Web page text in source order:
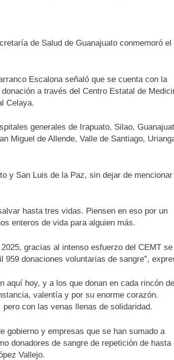
de Salud de Guanajuato conmemoró el
Escalona señaló que se cuenta con la
a través del Centro Estatal de
Celaya.
generales de Irapuato, Silao,
Miguel de Allende, Valle de Santiago,
y San Luis de la Paz, sin dejar de mencionar
hasta tres vidas. Piensen en eso por un
enteros de vida para alguien más.
gracias al intenso esfuerzo del CEMT se
donaciones voluntarias de sangre”,
aquí hoy, y a los que donan en cada rincón de
valentía y por su enorme corazón.
con las venas llenas de solidaridad.
y empresas que se han sumado a
donadores de sangre de repetición de hasta
Vallejo.